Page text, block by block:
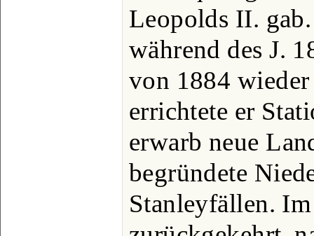
Leopolds II.
während des J.
von 1884
errichtete er
erwarb neue
begründete
Stanleyfällen.